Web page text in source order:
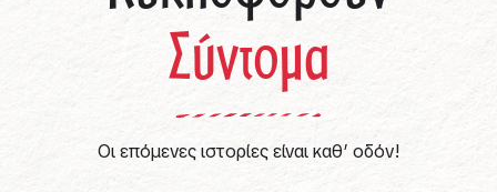
Σύντομα
Οι επόμενες ιστορίες είναι καθ’ οδόν!